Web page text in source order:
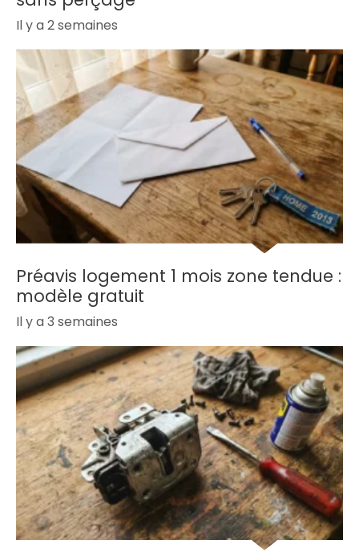
Il y a 2 semaines
Préavis logement 1 mois zone tendue :
modèle gratuit
Il y a 3 semaines